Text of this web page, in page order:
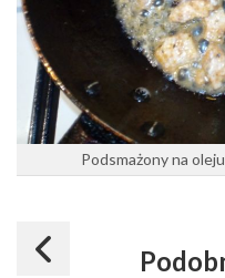
Podsmażony na